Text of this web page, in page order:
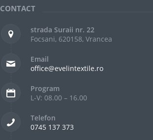
CONTACT
strada Suraii nr. 22
Focsani, 620158, Vrancea
Email
office@evelintextile.ro
Program
L-V: 08.00 – 16.00
Telefon
0745 137 373